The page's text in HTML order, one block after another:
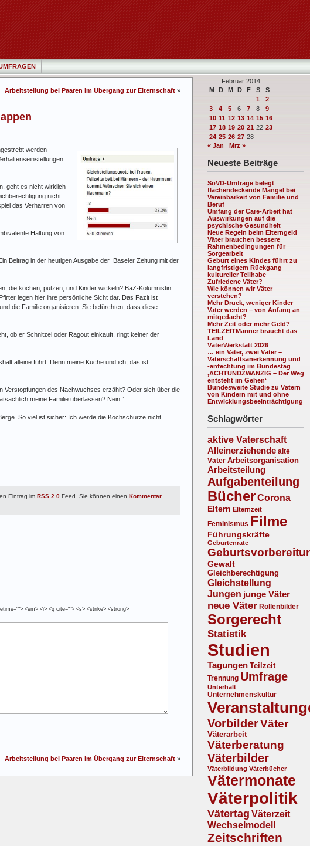
Februar 2014
M D M D F S
S
1
2
3
4 5 6 7 8
9
10 11 12 13 14 15 16
17 18 19 20 21 22 23
24 25 26 27 28
« Jan
Mrz »
Neueste Beiträge
SoVD-Umfrage belegt
flächendeckende Mängel bei
Vereinbarkeit von Familie und
Beruf
Umfang der Care-Arbeit hat
Auswirkungen auf die
psychische Gesundheit
Neue Regeln beim Elterngeld
Väter brauchen bessere
Rahmenbedingungen für
Sorgearbeit
Geburt eines Kindes führt zu
langfristigem Rückgang
kultureller Teilhabe
Zufriedene Väter?
Wie können wir Väter
verstehen?
Mehr Druck, weniger Kinder
Vater werden – von Anfang an
mitgedacht?
Mehr Zeit oder mehr Geld?
TEILZEITMänner braucht das
Land
VäterWerkstatt 2026
… ein Vater, zwei Väter –
Vaterschaftsanerkennung und
-anfechtung im Bundestag
‚ACHTUNDZWANZIG – Der Weg
entsteht im Gehen‘
Bundesweite Studie zu Vätern
von Kindern mit und ohne
Entwicklungsbeeinträchtigung
Schlagwörter
aktive Vaterschaft
Alleinerziehende alte
Väter Arbeitsorganisation
Arbeitsteilung
Aufgabenteilung
BücherCorona
Eltern Elternzeit
Feminismus Filme
Führungskräfte
Geburtenrate
Gewalt
Gleichberechtigung
Gleichstellung
Jungen junge Väter
neue Väter Rollenbilder
Sorgerecht
Statistik
Studien
Tagungen Teilzeit
Trennung Umfrage
Unterhalt
Unternehmenskultur
VorbilderVäter
Väterarbeit
Väterberatung
Väterbilder
Väterbildung Väterbücher
Vätermonate
Väterpolitik
Vätertag Väterzeit
Wechselmodell
Zeitschriften
Arbeitsteilung bei Paaren im Übergang zur Elternschaft »
werden
geht es nicht wirklich
nicht
das Verharren von
Haltung von
Beitrag in der heutigen Ausgabe der Baseler Zeitung mit der
die kochen, putzen, und Kinder wickeln? BaZ-Kolumnistin
legen hier ihre persönliche Sicht dar. Das Fazit ist
die Familie organisieren. Sie befürchten, dass diese
ob er Schnitzel oder Ragout einkauft, ringt keiner der
alleine führt. Denn meine Küche und ich, das ist
Verstopfungen des Nachwuchses erzählt? Oder sich über die
meine Familie über­lassen? Nein.“
So viel ist sicher: Ich werde die Kochschürze nicht
Eintrag im RSS 2.0 Feed. Sie können einen Kommentar
<em> <i> <q cite=""> <s> <strike> <strong>
Arbeitsteilung bei Paaren im Übergang zur Elternschaft »